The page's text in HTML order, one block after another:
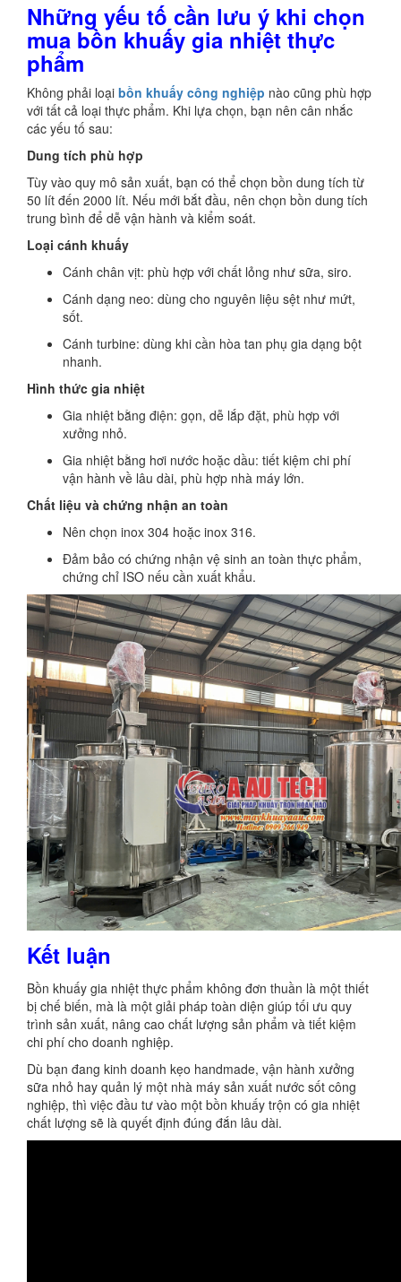
Những yếu tố cần lưu ý khi chọn
mua bồn khuấy gia nhiệt thực
phẩm
Không phải loại bồn khuấy công nghiệp nào cũng phù hợp
với tất cả loại thực phẩm. Khi lựa chọn, bạn nên cân nhắc
các yếu tố sau:
Dung tích phù hợp
Tùy vào quy mô sản xuất, bạn có thể chọn bồn dung tích từ
50 lít đến 2000 lít. Nếu mới bắt đầu, nên chọn bồn dung tích
trung bình để dễ vận hành và kiểm soát.
Loại cánh khuấy
Cánh chân vịt: phù hợp với chất lỏng như sữa, siro.
Cánh dạng neo: dùng cho nguyên liệu sệt như mứt,
sốt.
Cánh turbine: dùng khi cần hòa tan phụ gia dạng bột
nhanh.
Hình thức gia nhiệt
Gia nhiệt bằng điện: gọn, dễ lắp đặt, phù hợp với
xưởng nhỏ.
Gia nhiệt bằng hơi nước hoặc dầu: tiết kiệm chi phí
vận hành về lâu dài, phù hợp nhà máy lớn.
Chất liệu và chứng nhận an toàn
Nên chọn inox 304 hoặc inox 316.
Đảm bảo có chứng nhận vệ sinh an toàn thực phẩm,
chứng chỉ ISO nếu cần xuất khẩu.
Kết luận
Bồn khuấy gia nhiệt thực phẩm không đơn thuần là một thiết
bị chế biến, mà là một giải pháp toàn diện giúp tối ưu quy
trình sản xuất, nâng cao chất lượng sản phẩm và tiết kiệm
chi phí cho doanh nghiệp.
Dù bạn đang kinh doanh kẹo handmade, vận hành xưởng
sữa nhỏ hay quản lý một nhà máy sản xuất nước sốt công
nghiệp, thì việc đầu tư vào một bồn khuấy trộn có gia nhiệt
chất lượng sẽ là quyết định đúng đắn lâu dài.